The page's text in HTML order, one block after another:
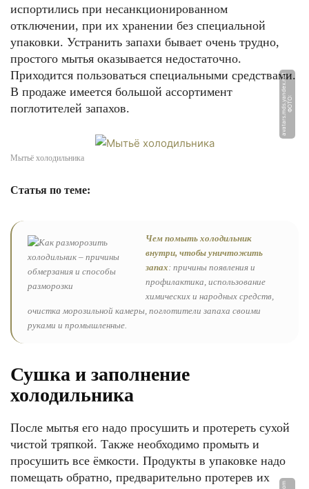
испортились при несанкционированном
отключении, при их хранении без специальной
упаковки. Устранить запахи бывает очень трудно,
простого мытья оказывается недостаточно.
Приходится пользоваться специальными средствами.
В продаже имеется большой ассортимент
поглотителей запахов.
Ф
О
Т
О:
a
v
a
t
a
r
s.
m
d
s.
y
a
n
d
e
x.
n
e
t
Мытьё холодильника
Статья по теме:
Чем помыть холодильник
внутри, чтобы уничтожить
запах: причины появления и
профилактика, использование
химических и народных средств,
очистка морозильной камеры, поглотители запаха своими
руками и промышленные.
Сушка и заполнение
холодильника
После мытья его надо просушить и протереть сухой
чистой тряпкой. Также необходимо промыть и
просушить все ёмкости. Продукты в упаковке надо
помещать обратно, предварительно протерев их